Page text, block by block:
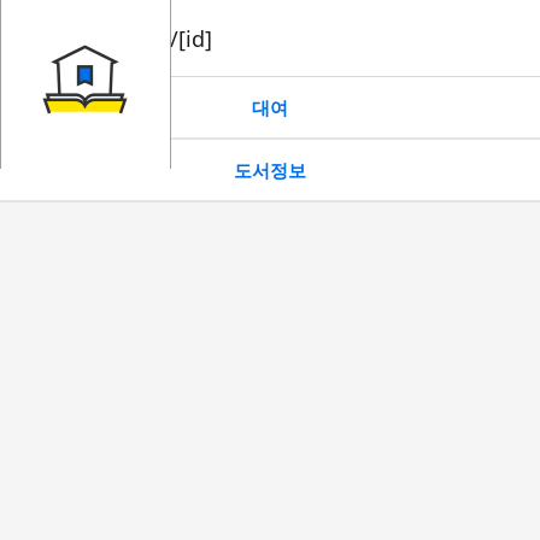
book/rent/[id]
대여
도서정보